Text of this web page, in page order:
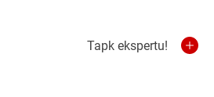
Tapk ekspertu!